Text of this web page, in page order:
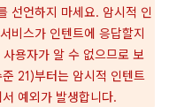
선언하지 마세요. 암시적 인
비스가 인텐트에 응답할지
용자가 알 수 없으므로 보
21)부터는 암시적 인텐트
예외가 발생합니다.